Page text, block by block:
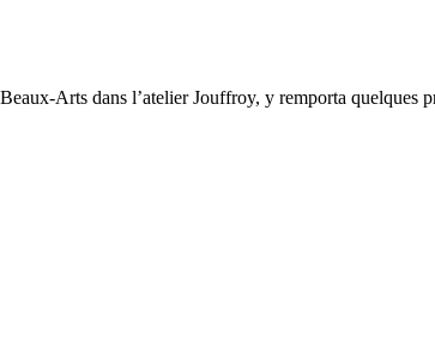
Arts dans l’atelier Jouffroy, y remporta quelques